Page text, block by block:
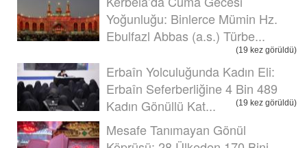
Yoğunluğu: Binlerce Mümin Hz.
Ebulfazl Abbas (a.s.) Türbe...
(19 kez görüldü)
Erbaîn Yolculuğunda Kadın Eli:
Erbaîn Seferberliğine 4 Bin 489
Kadın Gönüllü Kat...
(19 kez görüldü)
Mesafe Tanımayan Gönül